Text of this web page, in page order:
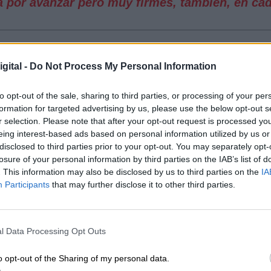
- Do Not Process My Personal Information
opt-out of the sale, sharing to third parties, or processing of your
for targeted advertising by us, please use the below opt-out
selection. Please note that after your opt-out request is processed
interest-based ads based on personal information utilized by us
to third parties prior to your opt-out. You may separately
of your personal information by third parties on the IAB’s list of
This information may also be disclosed by us to third parties on the
Participants that may further disclose it to other third parties.
Data Processing Opt Outs
opt-out of the Sharing of my personal data.
CCO Y UGT
ya que representa un gran avance,
Trabajo e Igualdad como los sindicatos
de un buen desarrollo de diálogo social
un antes y un después en la sociedad.
de otras entidades, asociaciones y personas
trabajadoras y trabajadores,
si existe hipervaloración o infravaloración
de igualdad y realizar una auditoría